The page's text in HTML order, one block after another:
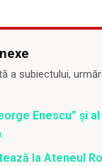
a subiectului,
Enescu” şi
la Ateneul